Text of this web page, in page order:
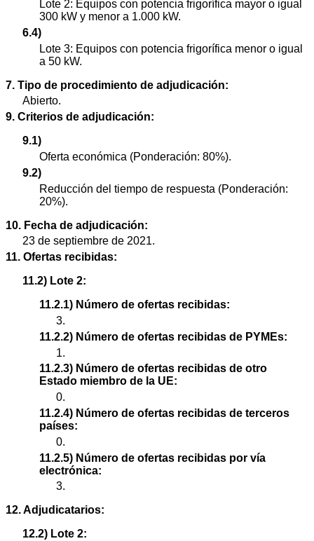
Lote 2: Equipos con potencia frigorífica mayor o igual
300 kW y menor a 1.000 kW.
6.4)
Lote 3: Equipos con potencia frigorífica menor o igual
a 50 kW.
7. Tipo de procedimiento de adjudicación:
Abierto.
9. Criterios de adjudicación:
9.1)
Oferta económica (Ponderación: 80%).
9.2)
Reducción del tiempo de respuesta (Ponderación:
20%).
10. Fecha de adjudicación:
23 de septiembre de 2021.
11. Ofertas recibidas:
11.2) Lote 2:
11.2.1) Número de ofertas recibidas:
3.
11.2.2) Número de ofertas recibidas de PYMEs:
1.
11.2.3) Número de ofertas recibidas de otro
Estado miembro de la UE:
0.
11.2.4) Número de ofertas recibidas de terceros
países:
0.
11.2.5) Número de ofertas recibidas por vía
electrónica:
3.
12. Adjudicatarios:
12.2) Lote 2: